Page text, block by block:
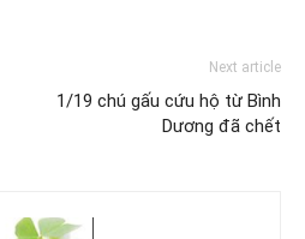
Next article
1/19 chú gấu cứu hộ từ Bình
Dương đã chết